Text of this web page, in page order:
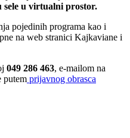
u virtualni prostor.
pojedinih programa kao i
na web stranici Kajkaviane i
049 286 463, e-mailom na
putem prijavnog obrasca